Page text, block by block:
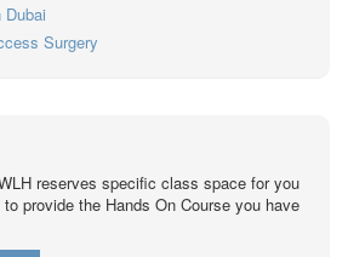
Dubai
Surgery
reserves specific class space for you
provide the Hands On Course you have